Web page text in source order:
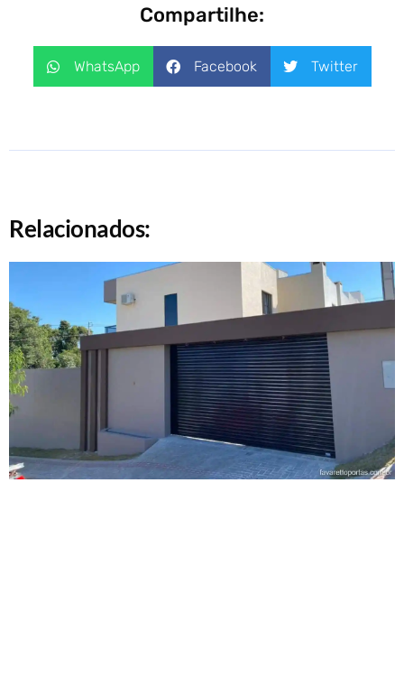
Compartilhe:
WhatsApp Facebook Twitter
Relacionados: